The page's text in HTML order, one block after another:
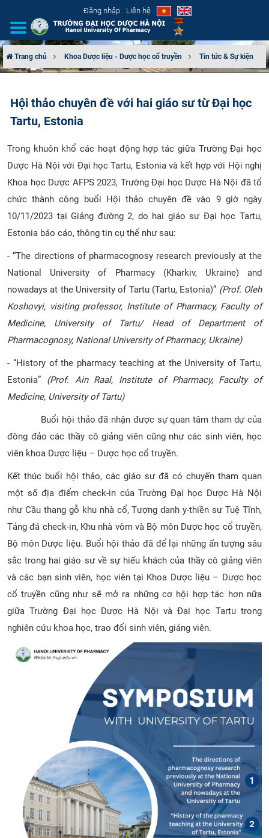
Đăng nhập Liên hệ
CƠ CẤU TỔ CHỨC
ĐÀO TẠO
ĐẢM BẢO CHẤT LƯỢNG
KHOA HỌC CÔNG NGHỆ
HTQT
CỰU NGƯỜI HỌC
Trang chủ Khoa Dược liệu - Dược học cổ truyền Tin tức & Sự kiện
Hội thảo chuyên đề với hai giáo sư từ Đại học
Tartu, Estonia
Trong khuôn khổ các hoạt động hợp tác giữa Trường Đại học
Dược Hà Nội với Đại học Tartu, Estonia và kết hợp với Hội nghị
Khoa học Dược AFPS 2023, Trường Đại học Dược Hà Nội đã tổ
chức thành công buổi Hội thảo chuyên đề vào 9 giờ ngày
10/11/2023 tại Giảng đường 2, do hai giáo sư Đại học Tartu,
Estonia báo cáo, thông tin cụ thể như sau:
- “The directions of pharmacognosy research previously at the
National University of Pharmacy (Kharkiv, Ukraine) and
nowadays at the University of Tartu (Tartu, Estonia)” (Prof. Oleh
Koshovyi, visiting professor, Institute of Pharmacy, Faculty of
Medicine, University of Tartu/ Head of Department of
Pharmacognosy, National University of Pharmacy, Ukraine)
- “History of the pharmacy teaching at the University of Tartu,
Estonia” (Prof. Ain Raal, Institute of Pharmacy, Faculty of
Medicine, University of Tartu)
Buổi hội thảo đã nhận được sự quan tâm tham dự của
đông đảo các thầy cô giảng viên cũng như các sinh viên, học
viên khoa Dược liệu – Dược học cổ truyền.
Kết thúc buổi hội thảo, các giáo sư đã có chuyến tham quan
một số địa điểm check-in của Trường Đại học Dược Hà Nội
như Cầu thang gỗ khu nhà cổ, Tượng danh y-thiền sư Tuệ Tĩnh,
Tảng đá check-in, Khu nhà vòm và Bộ môn Dược học cổ truyền,
Bộ môn Dược liệu. Buổi hội thảo đã để lại những ấn tượng sâu
sắc trong hai giáo sư về sự hiếu khách của thầy cô giảng viên
và các bạn sinh viên, học viên tại Khoa Dược liệu – Dược học
cổ truyền cũng như sẽ mở ra những cơ hội hợp tác hơn nữa
giữa Trường Đại học Dược Hà Nội và Đại học Tartu trong
nghiên cứu khoa học, trao đổi sinh viên, giảng viên.